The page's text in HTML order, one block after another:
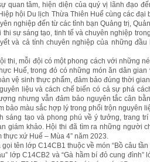
quan tâm, hiện diện của quý vị lãnh đạo
hội Du lịch Thừa Thiên Huế cùng các
nghiệp đến từ các tỉnh bạn Quảng trị,
sự sáng tạo, tinh tế và chuyên nghiệp
và cả tính chuyên nghiệp của những
thi, mỗi đội có một phong cách với những
Huế, trong đó có những món ăn dân
vệ sinh thực phẩm, đảm bảo đúng thời
liệu và cách chế biến có cả sự phá
nhưng vẫn đảm bảo nguyên tắc cân
bảo màu sắc hợp lý trong phối trộn nguyên
sáng tạo và phong phú về ý tưởng, trang
giám khảo. Hội thi đã tìm ra những người
thực xứ Huế – Mùa 4” năm 2023.
tên lớp C14CB1 thuộc về món “Bồ câu
lớp C14CB2 và “Gà hầm bí đỏ cung